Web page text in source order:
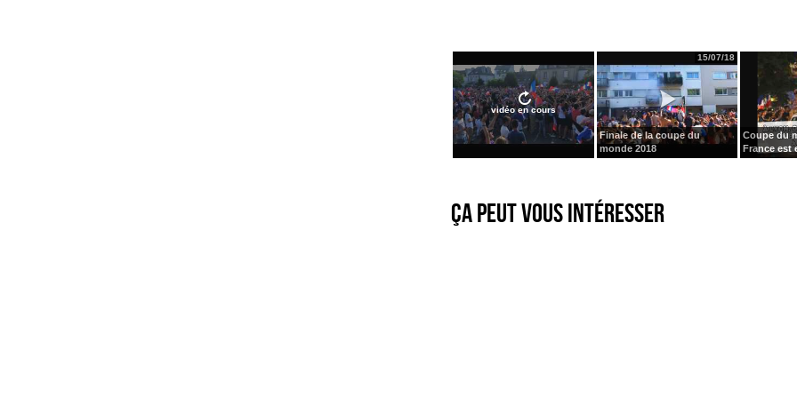
vidéo en cours
Finale de la coupe du
monde 2018
15/07/18
Coupe du
France est
Ça peut vous intéresser